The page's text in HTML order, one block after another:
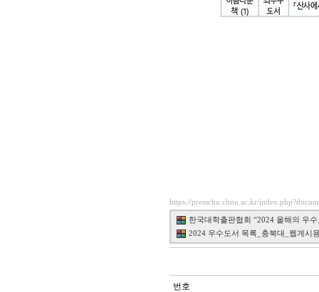
https://presscbu.cbnu.ac.kr/
한국대학출판협회 “2024 올해의 우
2024 우수도서 목록_충북대_웹게시
번호